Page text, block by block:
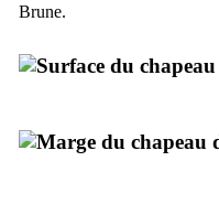
Brune.